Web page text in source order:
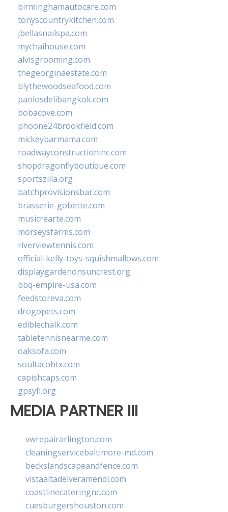
birminghamautocare.com
tonyscountrykitchen.com
jbellasnailspa.com
mychaihouse.com
alvisgrooming.com
thegeorginaestate.com
blythewoodseafood.com
paolosdelibangkok.com
bobacove.com
phoone24brookfield.com
mickeybarmama.com
roadwayconstructioninc.com
shopdragonflyboutique.com
sportszilla.org
batchprovisionsbar.com
brasserie-gobette.com
musicrearte.com
morseysfarms.com
riverviewtennis.com
official-kelly-toys-squishmallows.com
displaygardenonsuncrest.org
bbq-empire-usa.com
feedstoreva.com
drogopets.com
ediblechalk.com
tabletennisnearme.com
oaksofa.com
soultacohtx.com
capishcaps.com
gpsyfl.org
MEDIA PARTNER III
vwrepairarlington.com
cleaningservicebaltimore-md.com
beckslandscapeandfence.com
vistaaltadelveramendi.com
coastlinecateringnc.com
cuesburgershouston.com